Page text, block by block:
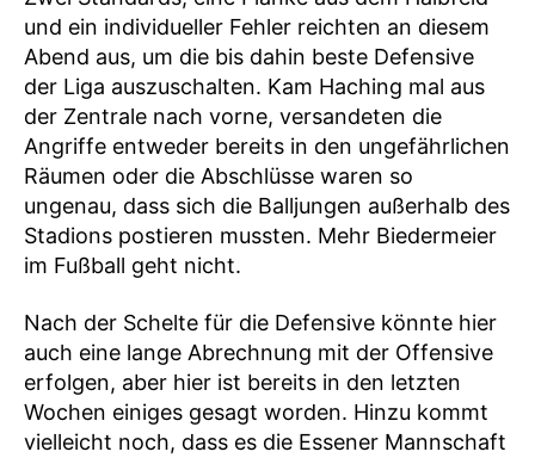
und ein individueller Fehler reichten an diesem
Abend aus, um die bis dahin beste Defensive
der Liga auszuschalten. Kam Haching mal aus
der Zentrale nach vorne, versandeten die
Angriffe entweder bereits in den ungefährlichen
Räumen oder die Abschlüsse waren so
ungenau, dass sich die Balljungen außerhalb des
Stadions postieren mussten. Mehr Biedermeier
im Fußball geht nicht.
Nach der Schelte für die Defensive könnte hier
auch eine lange Abrechnung mit der Offensive
erfolgen, aber hier ist bereits in den letzten
Wochen einiges gesagt worden. Hinzu kommt
vielleicht noch, dass es die Essener Mannschaft